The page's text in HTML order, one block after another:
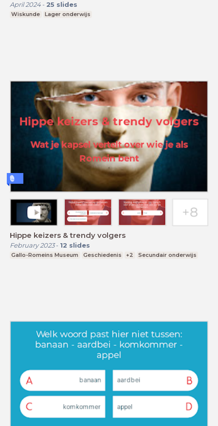
April 2024- 25 slides
Wiskunde Lager onderwijs
Hippe keizers & trendy volgers
February 2023- 12 slides
Gallo-Romeins Museum Geschiedenis +2 Secundair onderwijs